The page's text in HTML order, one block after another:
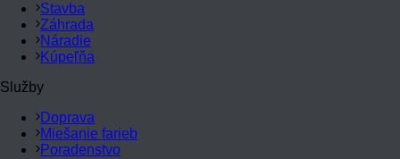
Stavba
Záhrada
Náradie
Kúpeľňa
Služby
Doprava
Miešanie farieb
Poradenstvo